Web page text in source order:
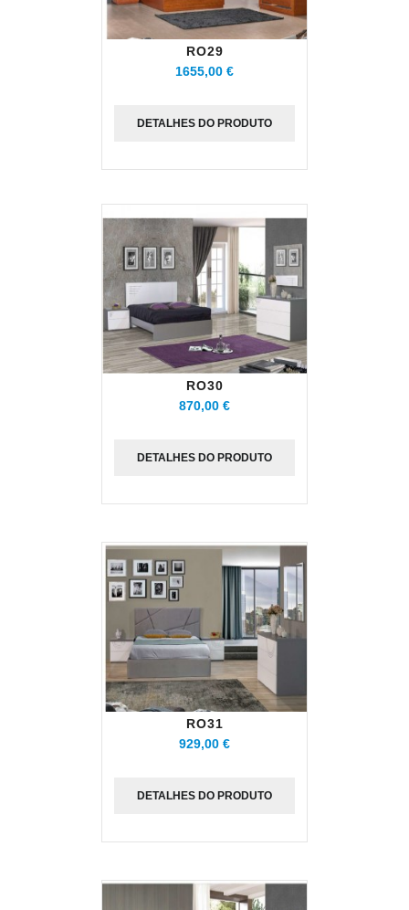
RO29
1655,00 €
DETALHES DO PRODUTO
RO30
870,00 €
DETALHES DO PRODUTO
RO31
929,00 €
DETALHES DO PRODUTO